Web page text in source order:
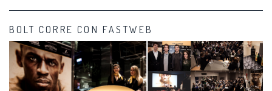
BOLT CORRE CON FASTWEB